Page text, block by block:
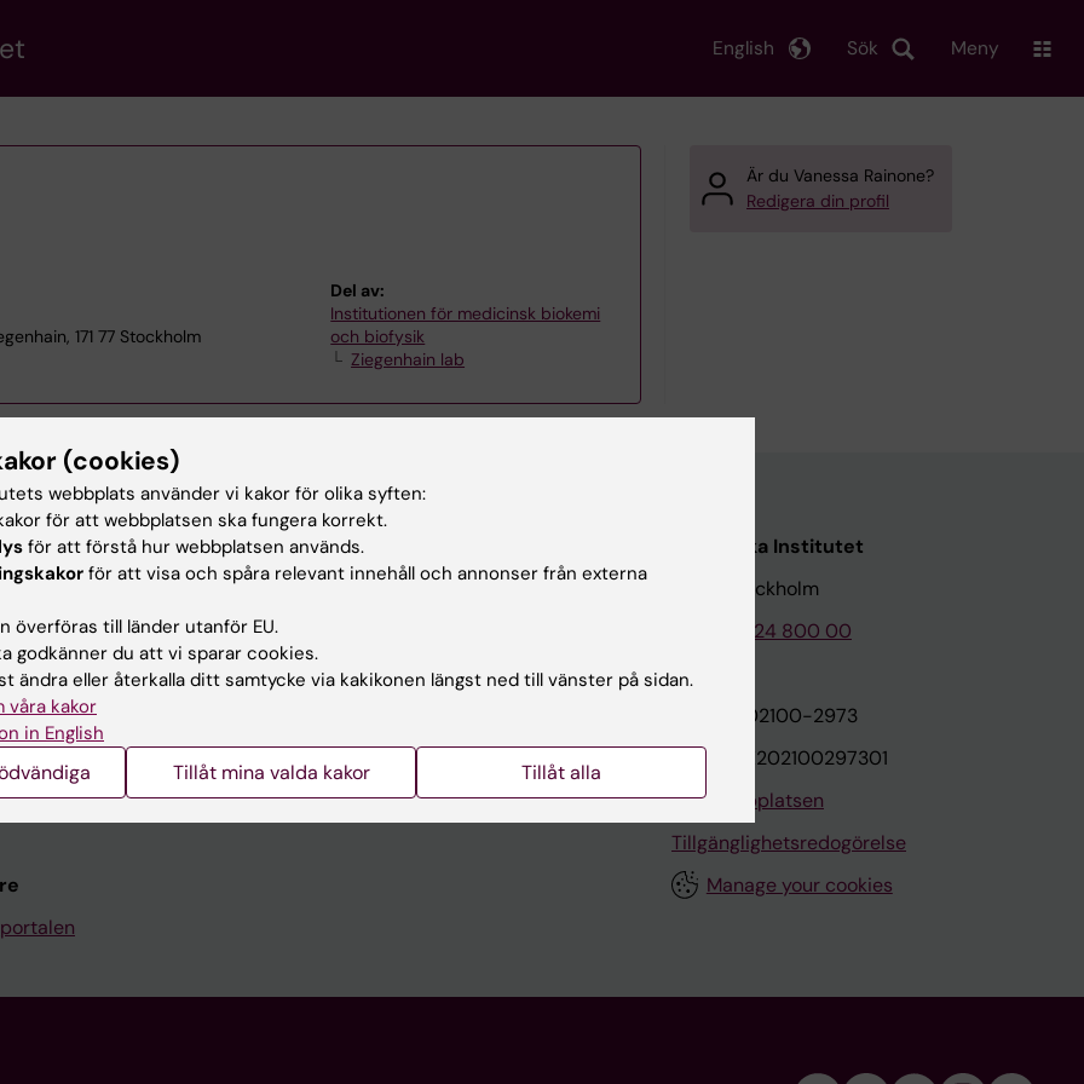
Sök
English Meny
171 77 Stockholm
Del av:
Institutionen för medicinsk biokemi
och biofysik
Ziegenhain lab
Är du Vanessa Rainone?
Redigera din profil
Kontakta och besök KI
Universitetsbiblioteket
Jobba på KI
Kontakta presstjänsten
Karolinska Institutet
171 77 Stockholm
Tel: 08-524 800 00
Org.nr: 202100-2973
VAT.nr: SE202100297301
Om webbplatsen
Tillgänglighetsredogörelse
Manage your cookies
(cookies)
webbplats använder vi kakor för olika syften:
för att webbplatsen ska fungera korrekt.
för att förstå hur webbplatsen används.
för att visa och spåra relevant innehåll och annonser från externa
överföras till länder utanför EU.
godkänner du att vi sparar cookies.
ändra eller återkalla ditt samtycke via kakikonen längst ned till vänster på sidan.
våra kakor
in English
Tillåt mina valda kakor Tillåt alla